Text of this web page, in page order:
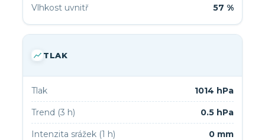
Vlhkost uvnitř 57 %
TLAK
Tlak 1014 hPa
Trend (3 h) 0.5 hPa
Intenzita srážek (1 h) 0 mm